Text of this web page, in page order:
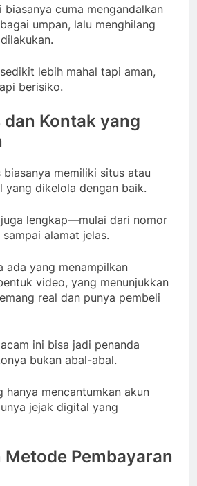
biasanya cuma mengandalkan
umpan, lalu menghilang
lebih mahal tapi aman,
berisiko.
dan Kontak yang
memiliki situs atau
yang dikelola dengan baik.
lengkap—mulai dari nomor
alamat jelas.
ada yang menampilkan
video, yang menunjukkan
real dan punya pembeli
ini bisa jadi penanda
bukan abal-abal.
hanya mencantumkan akun
jejak digital yang
Metode Pembayaran